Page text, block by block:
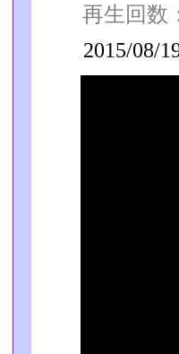
再生回
2015/08/